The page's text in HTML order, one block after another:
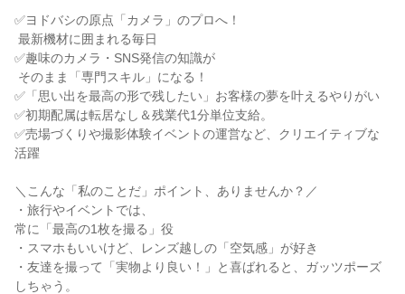
✅ヨドバシの原点「カメラ」のプロへ！
✅趣味のカメラ・SNS発信の知識が
✅「思い出を最高の形で残したい」お客様の夢を叶えるやりがい
✅初期配属は転居なし＆残業代1分単位支給。
✅売場づくりや撮影体験イベントの運営など、クリエイティブな
活躍
＼こんな「私のことだ」ポイント、ありませんか？／
・旅行やイベントでは、
常に「最高の1枚を撮る」役
・スマホもいいけど、レンズ越しの「空気感」が好き
・友達を撮って「実物より良い！」と喜ばれると、ガッツポーズ
しちゃう。